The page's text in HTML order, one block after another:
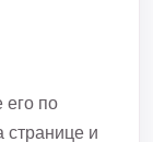
его по
странице и